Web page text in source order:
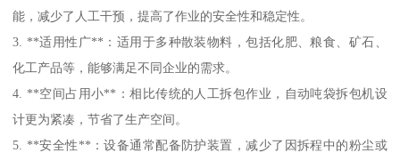
能，减少了人工干预，提高了作业的安全性和稳定性。
3. **适用性广**：适用于多种散装物料，包括化肥、粮食、矿石、
化工产品等，能够满足不同企业的需求。
4. **空间占用小**：相比传统的人工拆包作业，自动吨袋拆包机设
计更为紧凑，节省了生产空间。
5. **安全性**：设备通常配备防护装置，减少了因拆程中的粉尘或